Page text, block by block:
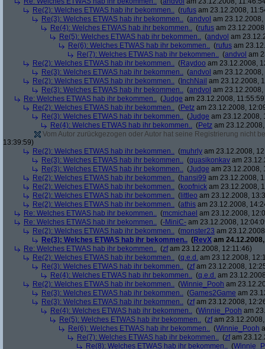
Re(2): Welches ETWAS hab ihr bekommen.. (rufus am 23.12.2008,
Re(3): Welches ETWAS hab ihr bekommen.. (andvol am
Re(4): Welches ETWAS hab ihr bekommen.. (rufus am
Re(5): Welches ETWAS hab ihr bekommen.. (andvol am
Re(6): Welches ETWAS hab ihr bekommen.. (rufus am
Re(7): Welches ETWAS hab ihr bekommen.. (andvol am
Re(2): Welches ETWAS hab ihr bekommen.. (Raydoo am 23.12.2008,
Re(3): Welches ETWAS hab ihr bekommen.. (andvol am
Re(2): Welches ETWAS hab ihr bekommen.. ( InchNail am 23.12.2008,
Re(3): Welches ETWAS hab ihr bekommen.. (andvol am
Re: Welches ETWAS hab ihr bekommen.. (Judge am 23.12.2008,
Re(2): Welches ETWAS hab ihr bekommen.. (Petz am 23.12.2008,
Re(3): Welches ETWAS hab ihr bekommen.. (Judge am 23.12.2008,
Re(4): Welches ETWAS hab ihr bekommen.. (Petz am
Vom Autor zurückgezogen oder Autor hat seine Registrierung nicht
13:39:59)
Re(2): Welches ETWAS hab ihr bekommen.. (muhrly am 23.12.2008,
Re(3): Welches ETWAS hab ihr bekommen.. (quasikonkav am
Re(3): Welches ETWAS hab ihr bekommen.. (Judge am 23.12.2008,
Re(2): Welches ETWAS hab ihr bekommen.. (hansi99 am 23.12.2008,
Re(2): Welches ETWAS hab ihr bekommen.. (kopfnick am 23.12.2008,
Re(2): Welches ETWAS hab ihr bekommen.. ( littleo am 23.12.2008,
Re(2): Welches ETWAS hab ihr bekommen.. (athis am 23.12.2008,
Re: Welches ETWAS hab ihr bekommen.. (mcmichael am 23.12.2008,
Re: Welches ETWAS hab ihr bekommen.. (-MiniC- am 23.12.2008,
Re(2): Welches ETWAS hab ihr bekommen.. (monster23 am
Re(3): Welches ETWAS hab ihr bekommen.. (RevX am
Re: Welches ETWAS hab ihr bekommen.. (zfam 23.12.2008, 12:11:46)
Re(2): Welches ETWAS hab ihr bekommen.. (q.e.d. am 23.12.2008,
Re(3): Welches ETWAS hab ihr bekommen.. (zfam 23.12.2008,
Re(4): Welches ETWAS hab ihr bekommen.. (q.e.d. am
Re(2): Welches ETWAS hab ihr bekommen.. (Winnie_Pooh am
Re(3): Welches ETWAS hab ihr bekommen.. (Games2Game am
Re(3): Welches ETWAS hab ihr bekommen.. (zfam 23.12.2008,
Re(4): Welches ETWAS hab ihr bekommen.. (Winnie_Pooh am
Re(5): Welches ETWAS hab ihr bekommen.. (zfam
Re(6): Welches ETWAS hab ihr bekommen.. (Winnie_Pooh
Re(7): Welches ETWAS hab ihr bekommen.. (zfam
Re(8): Welches ETWAS hab ihr bekommen.. (